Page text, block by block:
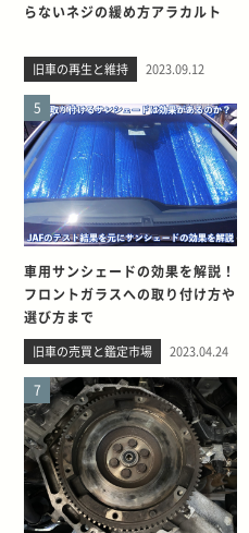
らないネジの緩め方アラカルト
旧車の再生と維持 2023.09.12
5
車用サンシェードの効果を解説！
フロントガラスへの取り付け方や
選び方まで
旧車の売買と鑑定市場 2023.04.24
7